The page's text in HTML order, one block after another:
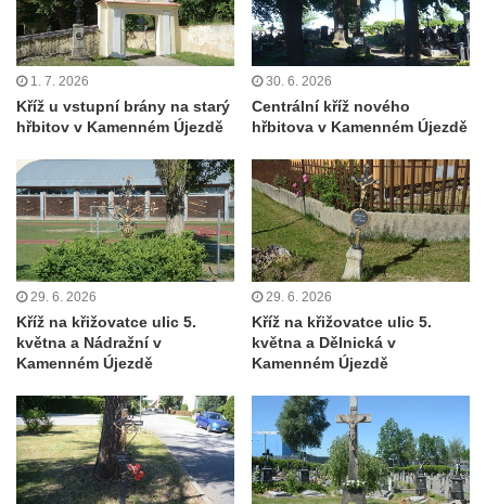
Údajný kříž u silnice č. 15 západně od
Želkovic pod horou Libeš
Kříž u silnice č. 15 západně od Želkovic
Kříž u silnice č. 15 jižně od Šepetel
Kříž západně od domu čp. 85 v ulici Na
Vilouni v Třebívlicích
Kříž na rozcestí naproti domu čp. 714 v
Lučanech nad Nisou
Centrální kříž hřbitova Šumburk nad
Desnou v Tanvaldu
Kříž u kostela svatého Františka z Assisi v
Tanvaldu
ve Starých Křečanech
Kříž u domu čp. 39 v Rybništi
Kříž u domu čp. 2 v Rybništi
1. 7. 2026
Kříž u vstupní brány na starý
hřbitov v Kamenném Újezdě
30. 6. 2026
Centrální kříž nového
hřbitova v Kamenném Újezdě
29. 6. 2026
Kříž na křižovatce ulic 5.
května a Nádražní v
Kamenném Újezdě
29. 6. 2026
Kříž na křižovatce ulic 5.
května a Dělnická v
Kamenném Újezdě